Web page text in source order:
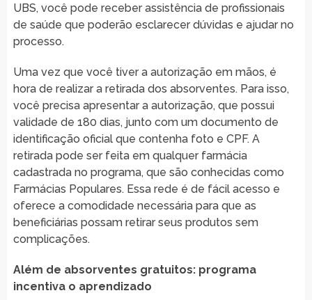
UBS, você pode receber assistência de profissionais
de saúde que poderão esclarecer dúvidas e ajudar no
processo.
Uma vez que você tiver a autorização em mãos, é
hora de realizar a retirada dos absorventes. Para isso,
você precisa apresentar a autorização, que possui
validade de 180 dias, junto com um documento de
identificação oficial que contenha foto e CPF. A
retirada pode ser feita em qualquer farmácia
cadastrada no programa, que são conhecidas como
Farmácias Populares. Essa rede é de fácil acesso e
oferece a comodidade necessária para que as
beneficiárias possam retirar seus produtos sem
complicações.
Além de absorventes gratuitos: programa
incentiva o aprendizado